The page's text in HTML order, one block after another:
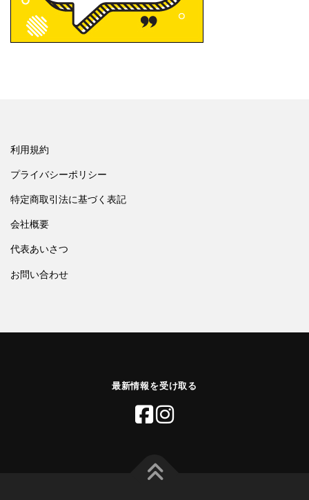
利用規約
プライバシーポリシー
特定商取引法に基づく表記
会社概要
代表あいさつ
お問い合わせ
最新情報を受け取る